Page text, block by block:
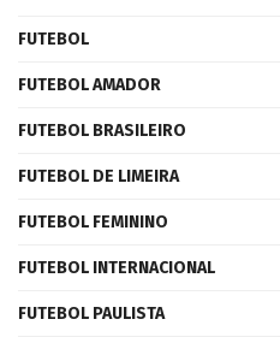
FUTEBOL
FUTEBOL AMADOR
FUTEBOL BRASILEIRO
FUTEBOL DE LIMEIRA
FUTEBOL FEMININO
FUTEBOL INTERNACIONAL
FUTEBOL PAULISTA